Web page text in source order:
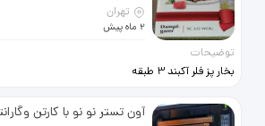
44376835 77413853
09101459274
https://www.tamirpersian.com
تهران
2 ماه پیش
توضیحات
بخار پز فلر آکبند 3 طبقه
کادو.
آون تستر نو نو با کارتن